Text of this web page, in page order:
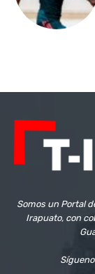
Somos un Portal
Irapuato, con